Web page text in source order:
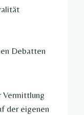
Debatten
Vermittlung
der eigenen